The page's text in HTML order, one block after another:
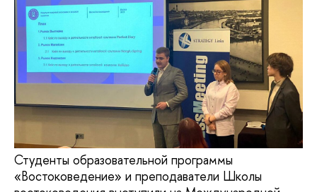
Студенты образовательной программы
«Востоковедение» и преподаватели Школы